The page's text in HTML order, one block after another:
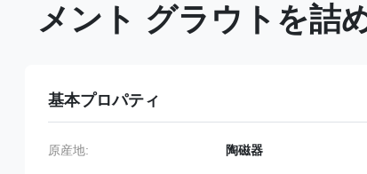
メント グラウトを詰
基本プロパティ
原産地: 陶磁器